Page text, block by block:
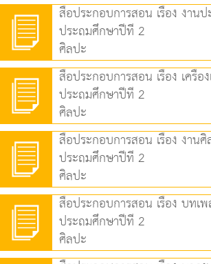
ประถมศึกษาปีที่ 2
ศิลปะ
ประถมศึกษาปีที่ 2
ศิลปะ
ประถมศึกษาปีที่ 2
ศิลปะ
ประถมศึกษาปีที่ 2
ศิลปะ